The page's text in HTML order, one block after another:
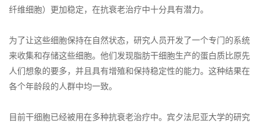
纤维细胞）更加稳定，在抗衰老治疗中十分具有潜力。
为了让这些细胞保持在自然状态，研究人员开发了一个专门的系统
来收集和存储这些细胞。他们发现脂肪干细胞生产的蛋白质比原先
人们想象的要多，并且具有增殖和保持稳定性的能力。这种结果在
各个年龄段的人群中均一致。
目前干细胞已经被用在多种抗衰老治疗中。宾夕法尼亚大学的研究